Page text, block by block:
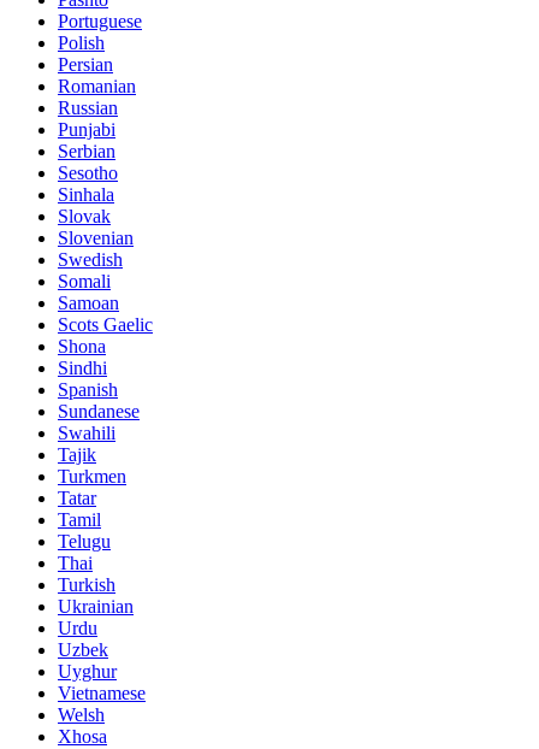
Portuguese
Polish
Persian
Romanian
Russian
Punjabi
Serbian
Sesotho
Sinhala
Slovak
Slovenian
Swedish
Somali
Samoan
Scots Gaelic
Shona
Sindhi
Spanish
Sundanese
Swahili
Tajik
Turkmen
Tatar
Tamil
Telugu
Thai
Turkish
Ukrainian
Urdu
Uzbek
Uyghur
Vietnamese
Welsh
Xhosa